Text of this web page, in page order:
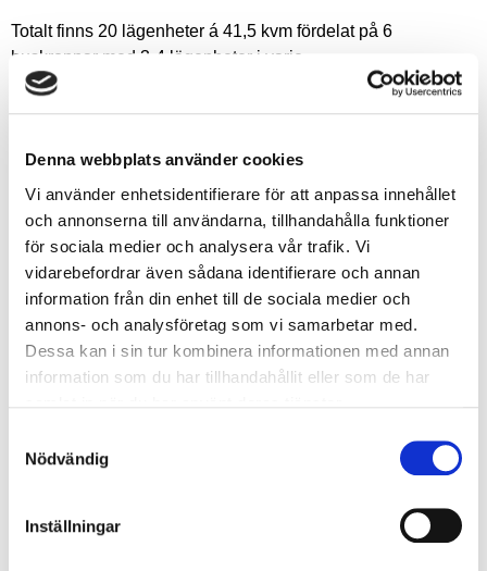
Denna webbplats använder cookies
Vi använder enhetsidentifierare för att anpassa innehållet
och annonserna till användarna, tillhandahålla funktioner
för sociala medier och analysera vår trafik. Vi
vidarebefordrar även sådana identifierare och annan
information från din enhet till de sociala medier och
annons- och analysföretag som vi samarbetar med.
Dessa kan i sin tur kombinera informationen med annan
information som du har tillhandahållit eller som de har
Nödvändig
Inställningar
Totalt finns 20 lägenheter á 41,5 kvm fördelat på 6
huskroppar med 3-4 lägenheter i varje.
Stenlagd uteplats med utgång från vardagsrummet.
Uteplatserna avgränsas mellan lägenheterna med häck och
Kontakt
All uthyrning av bostäder hanteras av
Boplats Syd
010–20 22 500